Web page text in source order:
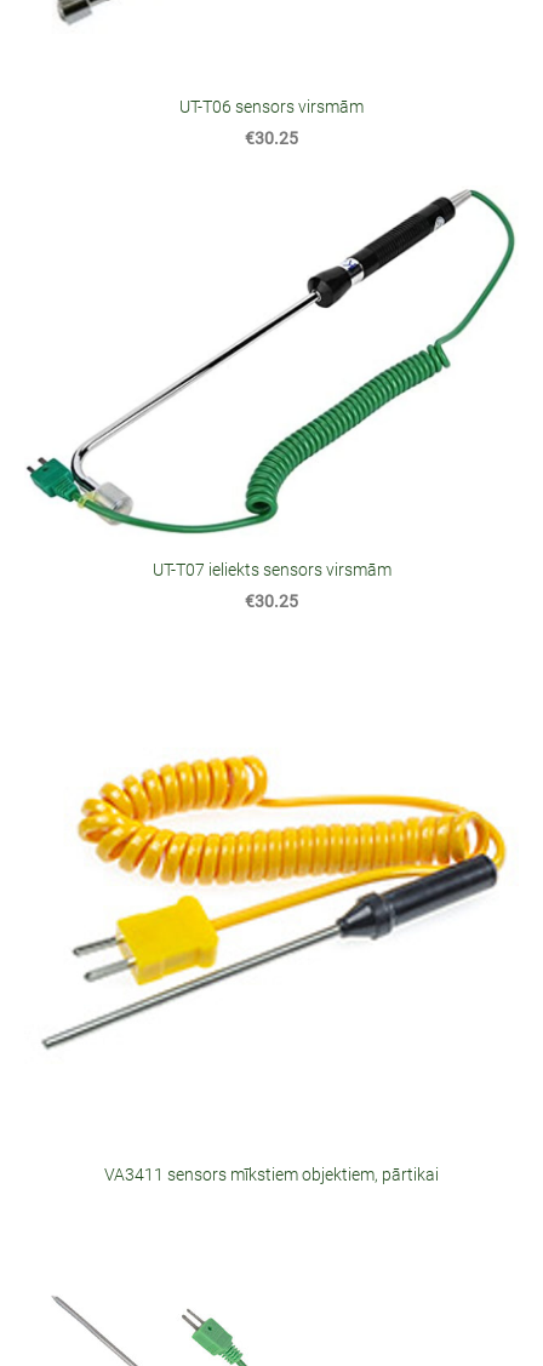
UT-T06 sensors virsmām
€30.25
UT-T07 ieliekts sensors virsmām
€30.25
VA3411 sensors mīkstiem objektiem, pārtikai